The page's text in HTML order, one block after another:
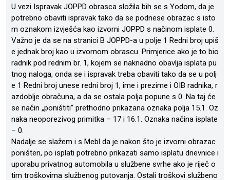
U vezi Ispravak JOPPD obrasca složila bih se s Yodom, da je
potrebno obaviti ispravak tako da se podnese obrazac s isto
m oznakom izvješća kao izvorni JOPPD s načinom isplate 0.
Važno je da se na stranici B JOPPD-a u polje 1 Redni broj upiš
e jednak broj kao u izvornom obrascu. Primjerice ako je to bio
radnik pod rednim br. 1, kojem se naknadno obavlja isplata pu
tnog naloga, onda se i ispravak treba obaviti tako da se u polj
e 1 Redni broj unese redni broj 1, ime i prezime i OIB radnika, r
azdoblje obračuna, a da se ostala polja popune s 0. Na taj će
se način „poništiti“ prethodno prikazana oznaka polja 15.1. Oz
naka neoporezivog primitka – 17 i 16.1. Oznaka načina isplate
– 0.
Nadalje se slažem i s Mebl da je nakon što je izvorni obrazac
poništen, po isplati potrebno prikazati samo isplatu dnevnice i
uporabu privatnog automobila u službene svrhe ako je riječ o
tim troškovima službenog putovanja. Ostali troškovi službeno